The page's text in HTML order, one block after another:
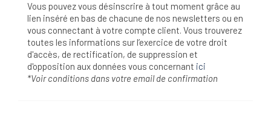
Vous pouvez vous désinscrire à tout moment grâce au
lien inséré en bas de chacune de nos newsletters ou en
vous connectant à votre compte client. Vous trouverez
toutes les informations sur l’exercice de votre droit
d'accès, de rectification, de suppression et
d'opposition aux données vous concernant ici
*Voir conditions dans votre email de confirmation